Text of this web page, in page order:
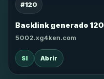
#120
Backlink generado 120
5002.xg4ken.com
SI Abrir